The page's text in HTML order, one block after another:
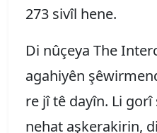
273 sivîl hene.
Di nûçeya The
agahiyên
re jî tê dayîn. Li
nehat aşkerakirin,